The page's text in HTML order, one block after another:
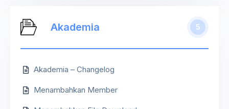
Akademia 5
Akademia – Changelog
Menambahkan Member